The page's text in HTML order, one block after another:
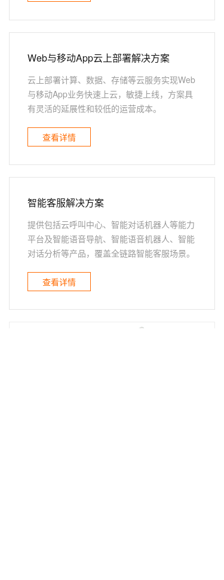
Web与移动App云上部署解决方案
云上部署计算、数据、存储等云服务实现Web
与移动App业务快速上云，敏捷上线，方案具
有灵活的延展性和较低的运营成本。
查看详情
智能客服解决方案
提供包括云呼叫中心、智能对话机器人等能力
平台及智能语音导航、智能语音机器人、智能
对话分析等产品，覆盖全链路智能客服场景。
查看详情